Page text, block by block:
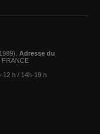
Adresse du
FRANCE
12 h / 14h-19 h